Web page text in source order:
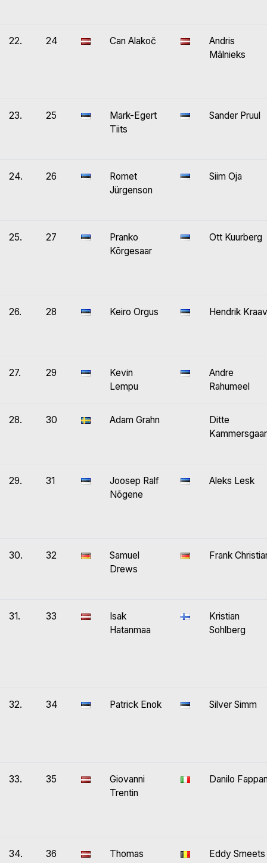
22. 24 Can Alakoč
Andris
Mālnieks
23. 25
Mark-Egert
Tiits
Sander Pruul
24. 26
Romet
Jürgenson
Siim Oja
25. 27
Pranko
Kõrgesaar
Ott Kuurberg
26. 28 Keiro Orgus Hendrik Kraav
27. 29
Kevin
Lempu
Andre
Rahumeel
28. 30 Adam Grahn
Ditte
29. 31
Joosep Ralf
Nõgene
Aleks Lesk
30. 32
Samuel
Drews
Frank
31. 33
Isak
Hatanmaa
Kristian
Sohlberg
32. 34 Patrick Enok Silver Simm
33. 35
Giovanni
Trentin
Danilo
34. 36
Thomas
Eddy Smeets